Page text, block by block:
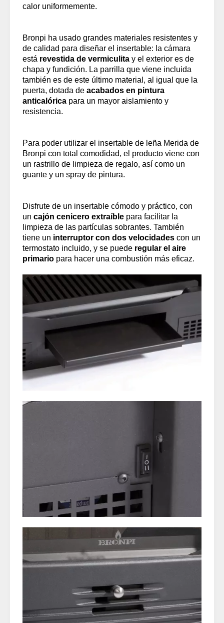
calor uniformemente.
Bronpi ha usado grandes materiales resistentes y
de calidad para diseñar el insertable: la cámara
está revestida de vermiculita y el exterior es de
chapa y fundición. La parrilla que viene incluida
también es de este último material, al igual que la
puerta, dotada de acabados en pintura
anticalórica para un mayor aislamiento y
resistencia.
Para poder utilizar el insertable de leña Merida de
Bronpi con total comodidad, el producto viene con
un rastrillo de limpieza de regalo, así como un
guante y un spray de pintura.
Disfrute de un insertable cómodo y práctico, con
un cajón cenicero extraíble para facilitar la
limpieza de las partículas sobrantes. También
tiene un interruptor con dos velocidades con un
termostato incluido, y se puede regular el aire
primario para hacer una combustión más eficaz.